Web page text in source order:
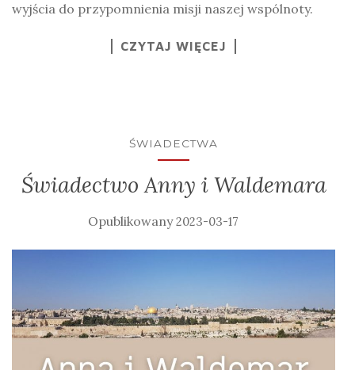
wyjścia do przypomnienia misji naszej wspólnoty.
CZYTAJ WIĘCEJ
ŚWIADECTWA
Świadectwo Anny i Waldemara
2023-03-17